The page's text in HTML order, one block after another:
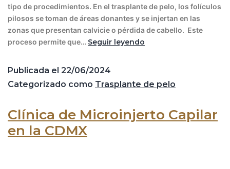
tipo de procedimientos. En el trasplante de pelo, los folículos
pilosos se toman de áreas donantes y se injertan en las
zonas que presentan calvicie o pérdida de cabello. Este
proceso permite que… Seguir leyendo
Publicada el 22/06/2024
Categorizado como Trasplante de pelo
Clínica de Microinjerto Capilar
en la CDMX